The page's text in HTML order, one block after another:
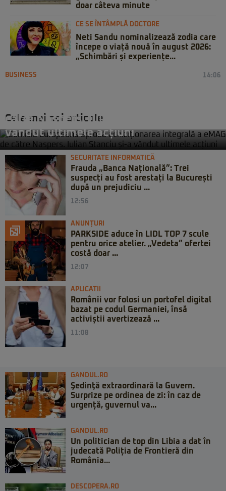
doar câteva minute
CE SE ÎNTÂMPLĂ DOCTORE
Neti Sandu nominalizează zodia care
începe o viață nouă în august 2026:
„Schimbări și experiențe...
Cele mai noi articole
BUSINESS 14:06
către Naspers. Iulian Stanciu și-a
vândut ultimele acțiuni
SECURITATE INFORMATICĂ
Frauda „Banca Națională”: Trei
suspecți au fost arestați la București
după un prejudiciu ...
12:56
ANUNȚURI
PARKSIDE aduce în LIDL TOP 7 scule
pentru orice atelier. „Vedeta” ofertei
costă doar ...
12:07
APLICATII
Românii vor folosi un portofel digital
bazat pe codul Germaniei, însă
activiștii avertizează ...
11:08
GANDUL.RO
Şedinţă extraordinară la Guvern.
Surprize pe ordinea de zi: în caz de
urgență, guvernul va...
GANDUL.RO
Un politician de top din Libia a dat în
judecată Poliția de Frontieră din
România...
DESCOPERA.RO